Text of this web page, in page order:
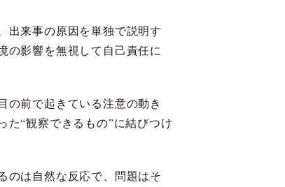
出来事の原因を単独で説明す
の影響を無視して自己責任に
の前で起きている注意の動き
“観察できるもの”に結びつけ
のは自然な反応で、問題はそ